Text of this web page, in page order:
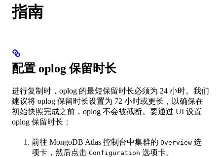
指南
配置 oplog 保留时长
进行复制时，oplog 的最短保留时长必须为 24 小时。我们
建议将 oplog 保留时长设置为 72 小时或更长，以确保在
初始快照完成之前，oplog 不会被截断。要通过 UI 设置
oplog 保留时长：
前往 MongoDB Atlas 控制台中集群的 Overview 选
项卡，然后点击 Configuration 选项卡。